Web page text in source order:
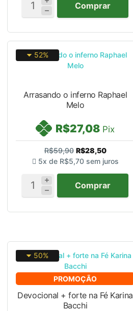
Comprar
52%
Arrasando o inferno Raphael
Melo
R$27,08 Pix
R$59,90 R$28,50
5x de R$5,70 sem juros
Comprar
PROMOÇÃO
50%
Devocional + forte na Fé Karina
Bacchi